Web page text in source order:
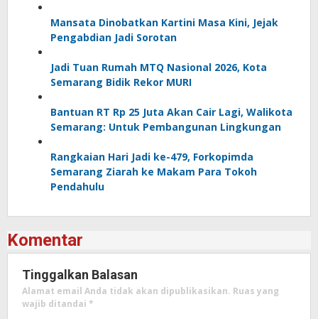
Mansata Dinobatkan Kartini Masa Kini, Jejak
Pengabdian Jadi Sorotan
Jadi Tuan Rumah MTQ Nasional 2026, Kota
Semarang Bidik Rekor MURI
Bantuan RT Rp 25 Juta Akan Cair Lagi, Walikota
Semarang: Untuk Pembangunan Lingkungan
Rangkaian Hari Jadi ke-479, Forkopimda
Semarang Ziarah ke Makam Para Tokoh
Pendahulu
Komentar
Tinggalkan Balasan
Alamat email Anda tidak akan dipublikasikan. Ruas yang
wajib ditandai *